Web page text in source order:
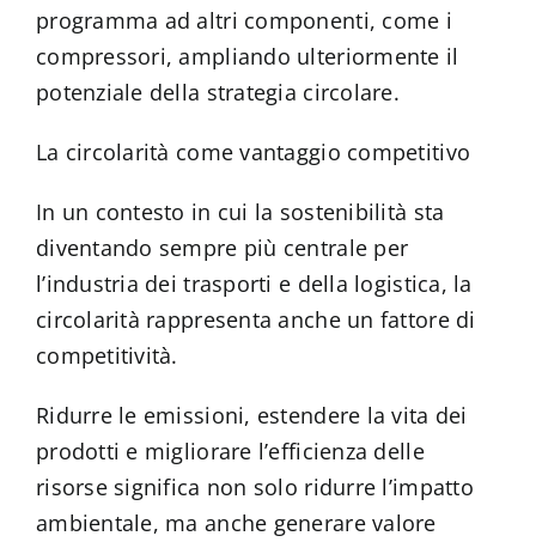
programma ad altri componenti, come i
compressori, ampliando ulteriormente il
potenziale della strategia circolare.
La circolarità come vantaggio competitivo
In un contesto in cui la sostenibilità sta
diventando sempre più centrale per
l’industria dei trasporti e della logistica, la
circolarità rappresenta anche un fattore di
competitività.
Ridurre le emissioni, estendere la vita dei
prodotti e migliorare l’efficienza delle
risorse significa non solo ridurre l’impatto
ambientale, ma anche generare valore